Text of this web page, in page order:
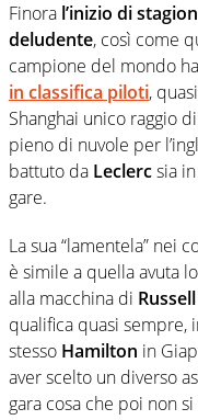
Finora l’inizio di
deludente, così come
campione del mondo
in classifica piloti,
Shanghai unico raggio
pieno di nuvole per
battuto da Leclercsia
gare.
La sua “lamentela” nei
è simile a quella avuta
alla macchina di Russell
qualifica quasi sempre,
stesso Hamilton in
aver scelto un diverso
gara cosa che poi non